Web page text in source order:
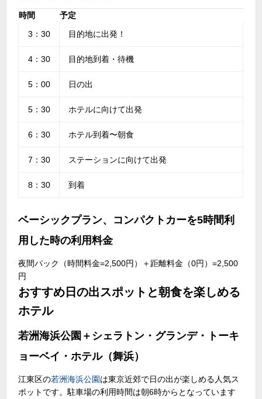
時間
予定
3：30
目的地に出発！
4：30 目的地到着・待機
5：00 日の出
5：30 ホテルに向けて出発
6：30 ホテル到着〜朝食
7：30 ステーションに向けて出発
8：30 到着
ベーシックプラン、コンパクトカーを5時間利
用した時の利用料金
夜間パック（時間料金=2,500円）＋距離料金（0円）=2,500
円
おすすめ日の出スポットと朝食を楽しめる
ホテル
若洲海浜公園＋シェラトン・グランデ・トーキ
ョーベイ・ホテル（舞浜）
江東区の若洲海浜公園は東京近郊で日の出が楽しめる人気ス
ポットです。駐車場の利用時間は朝6時からとなっています